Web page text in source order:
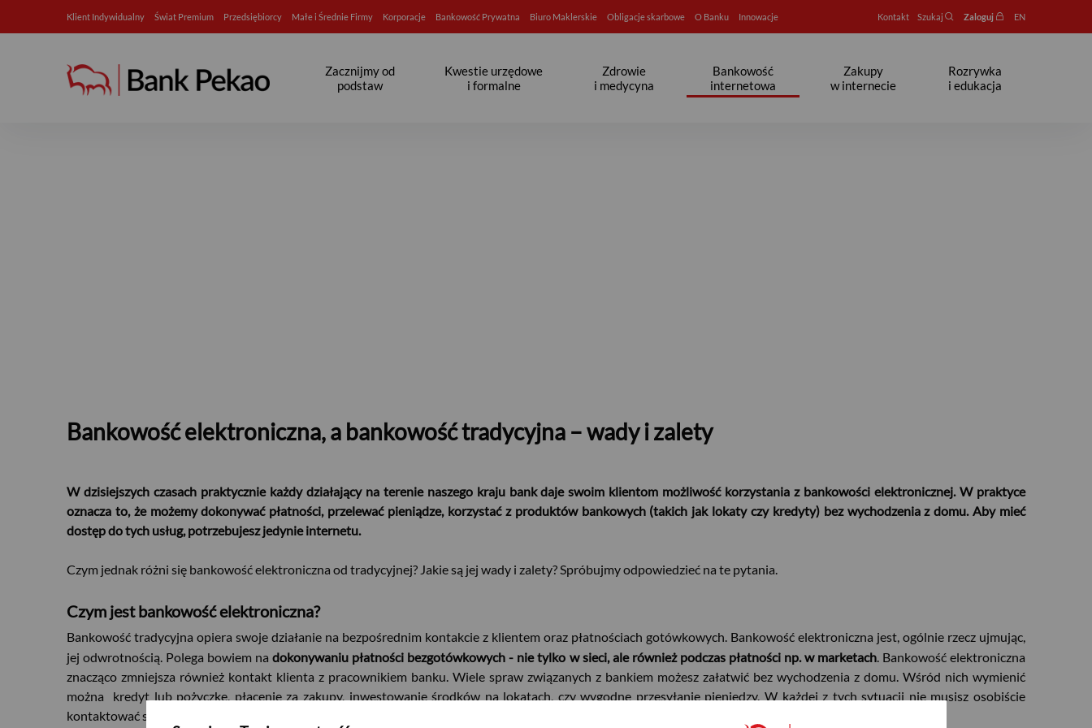
Klient Indywidualny Świat Premium Przedsiębiorcy Małe i Średnie Firmy Korporacje Bankowość Prywatna Biuro Maklerskie Obligacje skarbowe O Banku Innowacje Kontakt Szukaj Zaloguj EN
Zacznijmy od
podstaw
Kwestie urzędowe
i formalne
Zdrowie
i medycyna
Bankowość
internetowa
Zakupy
w internecie
Rozrywka
i edukacja
Bankowość elektroniczna, a bankowość tradycyjna – wady i zalety
W dzisiejszych czasach praktycznie każdy działający na terenie naszego kraju bank daje swoim klientom możliwość korzystania z bankowości elektronicznej. W praktyce
oznacza to, że możemy dokonywać płatności, przelewać pieniądze, korzystać z produktów bankowych (takich jak lokaty czy kredyty) bez wychodzenia z domu. Aby mieć
dostęp do tych usług, potrzebujesz jedynie internetu.
Czym jednak różni się bankowość elektroniczna od tradycyjnej? Jakie są jej wady i zalety? Spróbujmy odpowiedzieć na te pytania.
Czym jest bankowość elektroniczna?
Bankowość tradycyjna opiera swoje działanie na bezpośrednim kontakcie z klientem oraz płatnościach gotówkowych. Bankowość elektroniczna jest, ogólnie rzecz ujmując,
jej odwrotnością. Polega bowiem nadokonywaniu płatności bezgotówkowych - nie tylko w sieci, ale również podczas płatności np. w marketach. Bankowość elektroniczna
znacząco zmniejsza również kontakt klienta z pracownikiem banku. Wiele spraw związanych z bankiem możesz załatwić bez wychodzenia z domu. Wśród nich wymienić
można kredyt lub pożyczkę, płacenie za zakupy, inwestowanie środków na lokatach, czy wygodne przesyłanie pieniędzy. W każdej z tych sytuacji nie musisz osobiście
kontaktować się z bankiem. Wszystko, czego potrzebujesz, to komputer z dostępem do internetu lub aplikacja banku na smartfonie.